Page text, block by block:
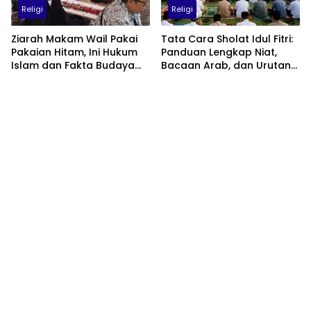
Religi
Ziarah Makam Wail Pakai
Pakaian Hitam, Ini Hukum
Islam dan Fakta Budaya
Religi
Tata Cara Sholat Idul Fitri:
Panduan Lengkap Niat,
Bacaan Arab, dan Urutan